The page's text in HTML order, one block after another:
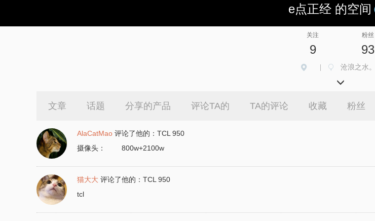
e点正经 的空间
关注
9
粉丝
93
沧浪之水。
文章 话题 分享的产品 评论TA的 TA的评论 收藏 粉丝
AlaCatMao 评论了他的： TCL 950
摄像头： 800w+2100w
猫大大 评论了他的： TCL 950
tcl